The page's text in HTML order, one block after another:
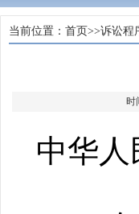
当前位置： 首页>>诉讼程
中华